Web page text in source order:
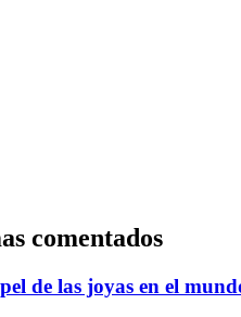
comentados
de las joyas en el